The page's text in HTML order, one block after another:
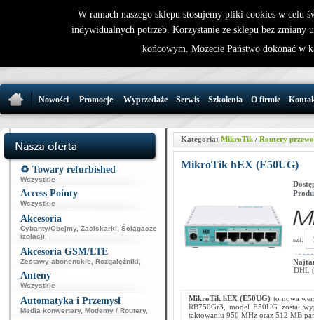
32 721 86
Nowości Promocje Wyprzedaże Serwis Szkolenia O firmie
♻️ Towary refurbished
Wszystkie
Access Pointy
Wszystkie
Akcesoria
Cybanty/Obejmy, Zaciskarki
Ściągacze
izolacji
Akcesoria GSM/LTE
Zestawy abonenckie Rozgałęźniki
Anteny
Wszystkie
Automatyka i Przemysł
Media konwertery, Modemy / Routery,
Kategoria: MikroTik/ Routery
MikroTik hEX (E50UG)
szt:
DHL
MikroTik hEX (E50UG) to nowa
RB750Gr3, model E50UG został
taktowaniu 950 MHz oraz 512 MB
W ramach naszego sklepu stosujemy pliki cookies w celu
indywidualnych potrzeb. Korzystanie ze sklepu bez zmiany
końcowym. Możecie Państwo dokonać w